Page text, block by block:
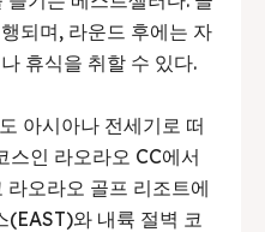
되며, 라운드 후에는 자
휴식을 취할 수 있다.
아시아나 전세기로 떠
스인 라오라오 CC에서
오라오 골프 리조트에
(EAST)와 내륙 절벽 코